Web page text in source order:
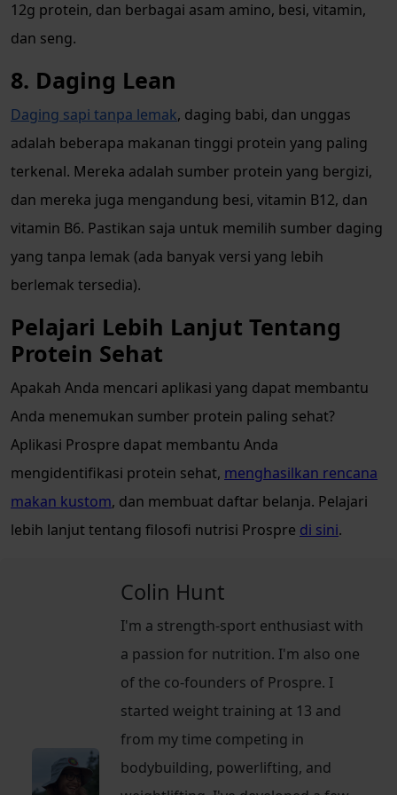
12g protein, dan berbagai asam amino, besi, vitamin,
dan seng.
8. Daging Lean
Daging sapi tanpa lemak, daging babi, dan unggas
adalah beberapa makanan tinggi protein yang paling
terkenal. Mereka adalah sumber protein yang bergizi,
dan mereka juga mengandung besi, vitamin B12, dan
vitamin B6. Pastikan saja untuk memilih sumber daging
yang tanpa lemak (ada banyak versi yang lebih
berlemak tersedia).
Pelajari Lebih Lanjut Tentang
Protein Sehat
Apakah Anda mencari aplikasi yang dapat membantu
Anda menemukan sumber protein paling sehat?
Aplikasi Prospre dapat membantu Anda
mengidentifikasi protein sehat, menghasilkan rencana
makan kustom, dan membuat daftar belanja. Pelajari
lebih lanjut tentang filosofi nutrisi Prospre di sini.
Colin Hunt
I'm a strength-sport enthusiast with
a passion for nutrition. I'm also one
of the co-founders of Prospre. I
started weight training at 13 and
from my time competing in
bodybuilding, powerlifting, and